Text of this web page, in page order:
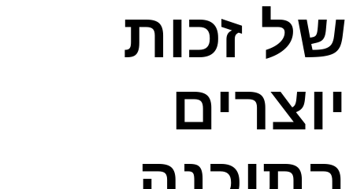
של זכות
יוצרים